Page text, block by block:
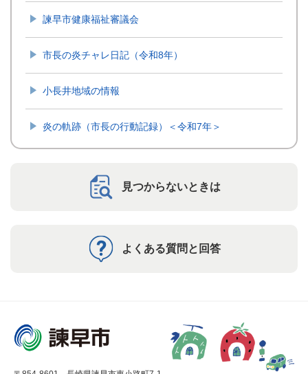
諫早市健康福祉審議会
市長の炎チャレ日記（令和8年）
小長井地域の情報
炎の軌跡（市長の行動記録）＜令和7年＞
見つからないときは
よくある質問と回答